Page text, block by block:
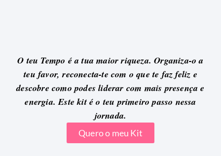
O teu Tempo é a tua maior riqueza. Organiza-o a
teu favor, reconecta-te com o que te faz feliz e
descobre como podes liderar com mais presença e
energia. Este kit é o teu primeiro passo nessa
jornada.
Quero o meu Kit